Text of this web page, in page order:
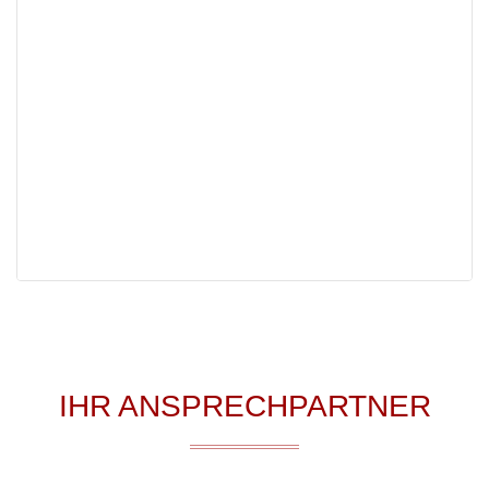
IHR ANSPRECHPARTNER